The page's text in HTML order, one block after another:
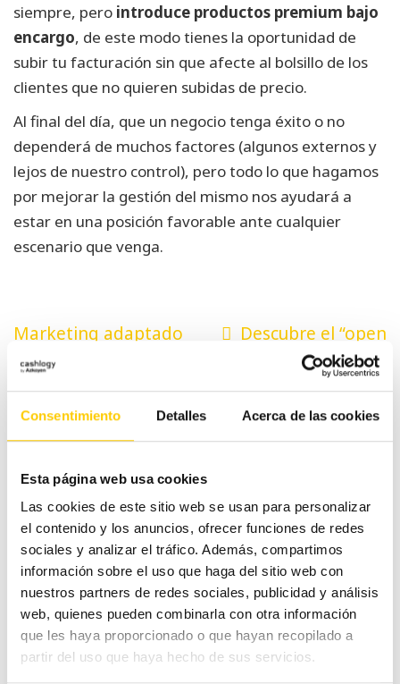
Consentimiento Detalles Acerca de las cookies
Esta página web usa cookies
Las cookies de este sitio web se usan para personalizar
el contenido y los anuncios, ofrecer funciones de redes
sociales y analizar el tráfico. Además, compartimos
información sobre el uso que haga del sitio web con
nuestros partners de redes sociales, publicidad y análisis
web, quienes pueden combinarla con otra información
que les haya proporcionado o que hayan recopilado a
partir del uso que haya hecho de sus servicios.
siempre, pero introduce productos premium bajo
encargo, de este modo tienes la oportunidad de
subir tu facturación sin que afecte al bolsillo de los
clientes que no quieren subidas de precio.
Al final del día, que un negocio tenga éxito o no
dependerá de muchos factores (algunos externos y
lejos de nuestro control), pero todo lo que hagamos
por mejorar la gestión del mismo nos ayudará a
estar en una posición favorable ante cualquier
escenario que venga.
Navegación
de
entradas
Marketing adaptado
para pequeños
Descubre el “open
bench” y su efecto en
la productividad de tus
trabajadores
Categorías
#CashlogyContigo
Comercio Alimentación
Ferias y congresos